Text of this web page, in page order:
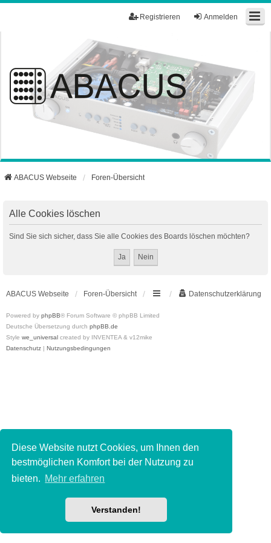
Diese Website nutzt Cookies, um Ihnen den
bestmöglichen Komfort bei der Nutzung zu
bieten. Mehr erfahren
Verstanden!
Anmelden
Registrieren
ABACUS Webseite Foren-Übersicht
Alle Cookies löschen
Sind Sie sich sicher, dass Sie alle Cookies des Boards löschen möchten?
ABACUS Webseite Foren-Übersicht Datenschutzerklärung
Powered by phpBB® Forum Software © phpBB Limited
Deutsche Übersetzung durch phpBB.de
Style we_universal created by INVENTEA & v12mike
Datenschutz | Nutzungsbedingungen